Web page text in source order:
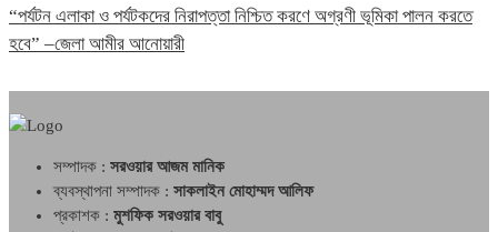
“পর্যটন এলাকা ও পর্যটকদের নিরাপত্তা নিশ্চিত করণে অগ্রণী ভূমিকা পালন করতে
হবে” –জেলা আমীর আনোয়ারী
সম্পাদক : সরওয়ার আজম মানিক
ব্যবস্থাপনা সম্পাদক : সাকলাইন মোহাম্মদ আলিফ
প্রকাশক : মুশফিক সরওয়ার বাবু